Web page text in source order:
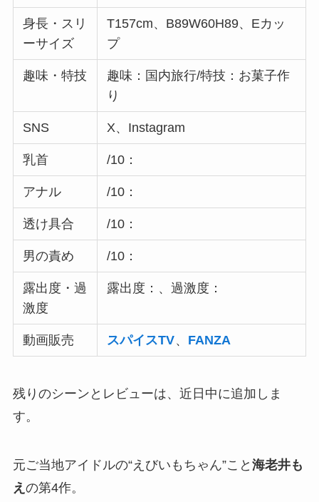
身長・スリ
ーサイズ
T157cm、B89W60H89、Eカッ
プ
趣味・特技
趣味：国内旅行/特技：お菓子作
り
SNS X、Instagram
乳首 /10：
アナル /10：
透け具合 /10：
男の責め /10：
露出度・過
激度
露出度：、過激度：
動画販売 スパイスTV、 FANZA
残りのシーンとレビューは、近日中に追加しま
す。
元ご当地アイドルの“えびいもちゃん”こと 海老井も
え の第4作。